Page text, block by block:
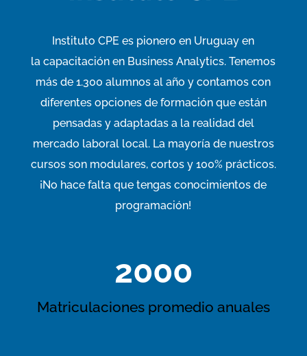
Instituto CPE es pionero en Uruguay en
lacapacitación en BusinessAnalytics. Tenemos
más de 1.300 alumnos al año y contamos con
diferentes opciones de formación que están
pensadas y adaptadas a la realidad del
mercado laboral local. La mayoría de nuestros
cursos son modulares, cortos y 100% prácticos.
¡No hace falta que tengas conocimientos de
programación!
2000
Matriculaciones promedio anuales